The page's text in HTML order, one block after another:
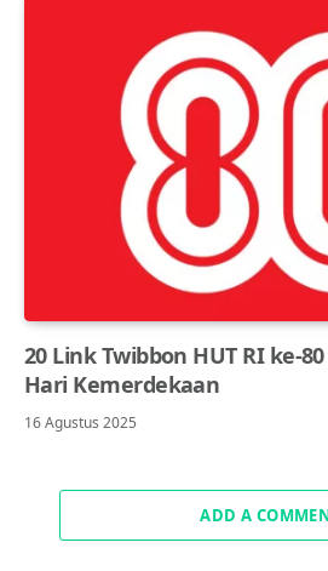
20 Link Twibbon HUT RI ke-
Hari Kemerdekaan
16 Agustus 2025
ADD A